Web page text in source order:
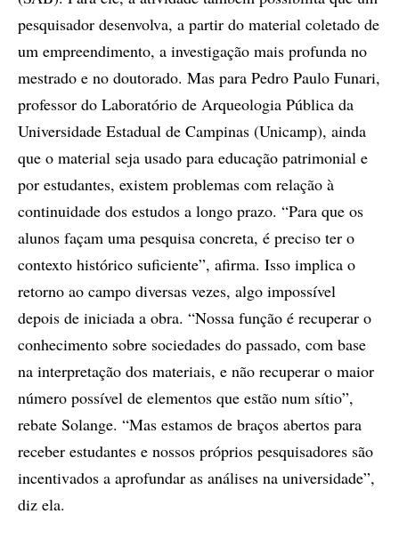
pesquisador desenvolva, a partir do material coletado de
um empreendimento, a investigação mais profunda no
mestrado e no doutorado. Mas para Pedro Paulo Funari,
professor do Laboratório de Arqueologia Pública da
Universidade Estadual de Campinas (Unicamp), ainda
que o material seja usado para educação patrimonial e
por estudantes, existem problemas com relação à
continuidade dos estudos a longo prazo. “Para que os
alunos façam uma pesquisa concreta, é preciso ter o
contexto histórico suficiente”, afirma. Isso implica o
retorno ao campo diversas vezes, algo impossível
depois de iniciada a obra. “Nossa função é recuperar o
conhecimento sobre sociedades do passado, com base
na interpretação dos materiais, e não recuperar o maior
número possível de elementos que estão num sítio”,
rebate Solange. “Mas estamos de braços abertos para
receber estudantes e nossos próprios pesquisadores são
incentivados a aprofundar as análises na universidade”,
diz ela.